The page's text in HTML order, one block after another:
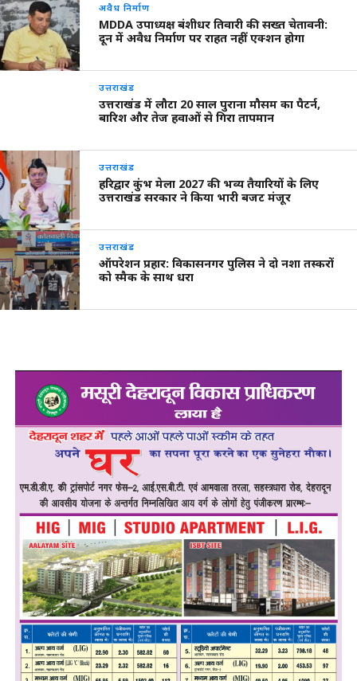
अवैध निर्माण
MDDA उपाध्यक्ष बंशीधर तिवारी की सख्त चेतावनी:
दून में अवैध निर्माण पर राहत नहीं एक्शन होगा
उत्तराखंड
उत्तराखंड में लौटा 20 साल पुराना मौसम का पैटर्न,
बारिश और तेज हवाओं से गिरा तापमान
उत्तराखंड
हरिद्वार कुंभ मेला 2027 की भव्य तैयारियों के लिए
उत्तराखंड सरकार ने किया भारी बजट मंजूर
उत्तराखंड
ऑपरेशन प्रहार: विकासनगर पुलिस ने दो नशा तस्करों
को स्मैक के साथ धरा